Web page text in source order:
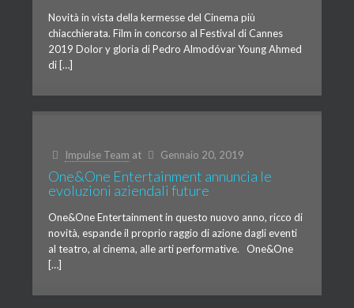
Novità in vista della kermesse del Cinema più
chiacchierata. Film in concorso al Festival di Cannes
2019 Dolor y gloria di Pedro Almodóvar Young Ahmed
di […]
Impulse Team at Gennaio 20, 2019
One&One Entertainment annuncia le
evoluzioni aziendali future
One&One Entertainment in questo nuovo anno, ricco di
novità, espande il proprio raggio di azione dagli eventi
al teatro, al cinema, alle arti performative. One&One
[…]